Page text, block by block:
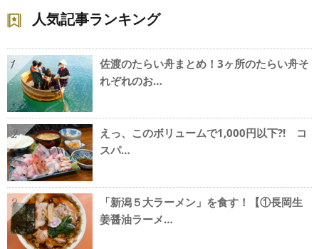
人気記事ランキング
1
佐渡のたらい舟まとめ！3ヶ所のたらい舟そ
れぞれのお…
2
えっ、このボリュームで1,000円以下?! コ
スパ…
3
「新潟５大ラーメン」を食す！【①長岡生
姜醤油ラーメ…